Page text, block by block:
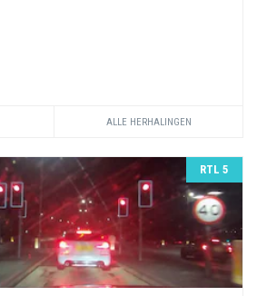
ALLE HERHALINGEN
RTL 5